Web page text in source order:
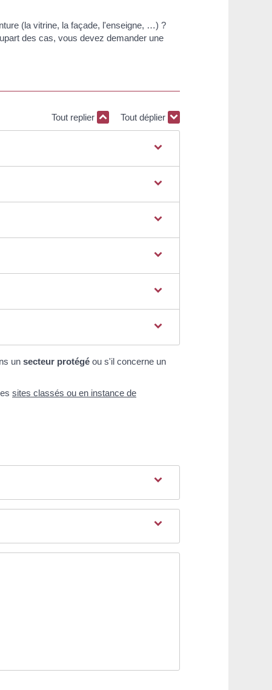
(la vitrine, la façade, l'enseigne, …) ?
des cas, vous devez demander une
Tout replier Tout déplier
un secteur protégé ou s'il concerne un
sites classés ou en instance de